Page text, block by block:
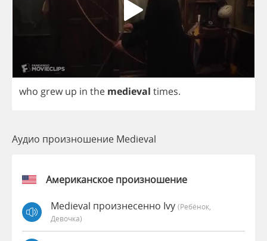
who grew up in the medieval times.
Аудио произношение Medieval
Американское произношение
Medieval произнесенно Ivy (Ребёнок,
Девочка)